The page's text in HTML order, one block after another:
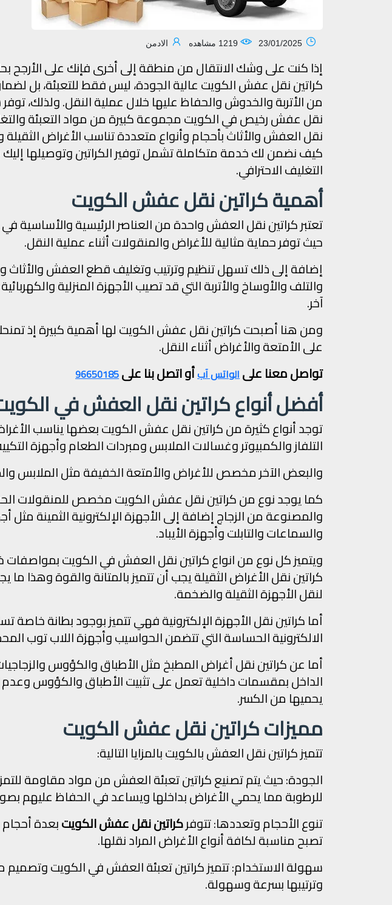
الادمن
إذا كنت على وشك الانتقال من منطقة إلى أخرى فإنك على الأرجح
كراتين نقل عفش الكويت عالية الجودة، ليس فقط للتعبئة، بل
من الأتربة والخدوش والحفاظ عليها خلال عملية النقل. ولذلك،
نقل عفش رخيص في الكويت مجموعة كبيرة من مواد التعبئة
نقل العفش والأثاث بأحجام وأنواع متعددة تناسب الأغراض
كيف نضمن لك خدمة متكاملة تشمل توفير الكراتين وتوصيلها إليك
التغليف الاحترافي.
أهمية كراتين نقل عفش الكويت
تعتبر كراتين نقل العفش واحدة من العناصر الرئيسية والأساسية في
حيث توفر حماية مثالية للأغراض والمنقولات أثناء عملية النقل.
إضافة إلى ذلك تسهل تنظيم وترتيب وتغليف قطع العفش
والتلف والأوساخ والأتربة التي قد تصيب الأجهزة المنزلية
آخر.
ومن هنا أصبحت كراتين نقل عفش الكويت لها أهمية كبيرة إذ تمنحك
على الأمتعة والأغراض أثناء النقل.
تواصل معنا علىالواتس آبأو اتصل بنا على96650185
أفضل أنواع كراتين نقل العفش في
توجد أنواع كثيرة من كراتين نقل عفش الكويت بعضها يناسب
التلفاز والكمبيوتر وغسالات الملابس ومبردات الطعام وأجهزة
والبعض الآخر مخصص للأغراض والأمتعة الخفيفة مثل الملابس
كما يوجد نوع من كراتين نقل عفش الكويت مخصص للمنقولات
والمصنوعة من الزجاج إضافة إلى الأجهزة الإلكترونية الثمينة مثل
والسماعات والتابلت وأجهزة الأيباد.
ويتميز كل نوع من انواع كراتين نقل العفش في الكويت
كراتين نقل الأغراض الثقيلة يجب أن تتميز بالمتانة والقوة وهذا ما
لنقل الأجهزة الثقيلة والضخمة.
أما كراتين نقل الأجهزة الإلكترونية فهي تتميز بوجود بطانة خاصة
الالكترونية الحساسة التي تتضمن الحواسيب وأجهزة اللاب توب
أما عن كراتين نقل أغراض المطبخ مثل الأطباق والكؤوس
الداخل بمقسمات داخلية تعمل على تثبيت الأطباق والكؤوس وعدم
يحميها من الكسر.
مميزات كراتين نقل عفش الكويت
تتميز كراتين نقل العفش بالكويت بالمزايا التالية:
الجودة: حيث يتم تصنيع كراتين تعبئة العفش من مواد مقاومة
للرطوبة مما يحمي الأغراض بداخلها ويساعد في الحفاظ عليهم
تنوع الأحجام وتعددها: تتوفركراتين نقل عفش الكويتبعدة أحجام
تصبح مناسبة لكافة أنواع الأغراض المراد نقلها.
سهولة الاستخدام: تتميز كراتين تعبئة العفش في الكويت وتصميم
وترتيبها بسرعة وسهولة.